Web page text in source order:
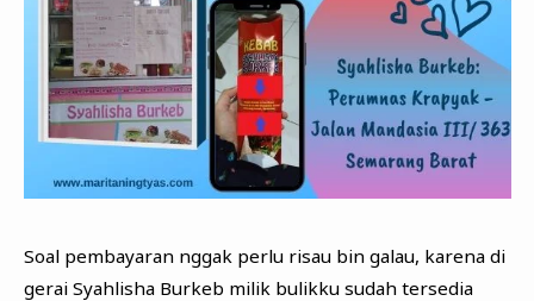
Soal pembayaran nggak perlu risau bin galau, karena di
gerai Syahlisha Burkeb milik bulikku sudah tersedia